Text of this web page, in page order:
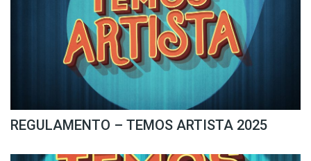
REGULAMENTO – TEMOS ARTISTA 2025